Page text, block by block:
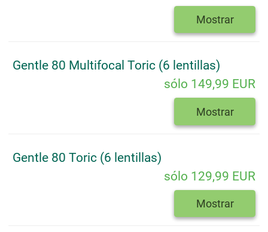
Mostrar
Gentle 80 Multifocal Toric (6 lentillas)
sólo 149,99 EUR
Mostrar
Gentle 80 Toric (6 lentillas)
sólo 129,99 EUR
Mostrar